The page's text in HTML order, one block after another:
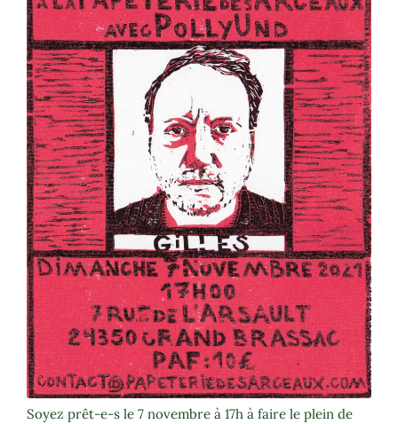
Soyez prêt-e-s le 7 novembre à 17h à faire le plein de